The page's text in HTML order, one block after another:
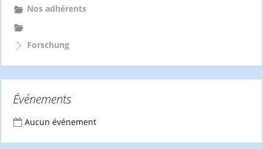
Nos adhérents
Forschung
Événements
Aucun événement